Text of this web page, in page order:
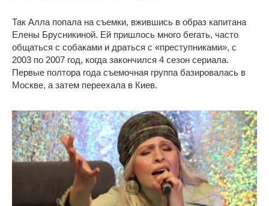
Так Алла попала на съемки, вжившись в образ капитана
Елены Брусникиной. Ей пришлось много бегать, часто
общаться с собаками и драться с «преступниками», с
2003 по 2007 год, когда закончился 4 сезон сериала.
Первые полтора года съемочная группа базировалась в
Москве, а затем переехала в Киев.